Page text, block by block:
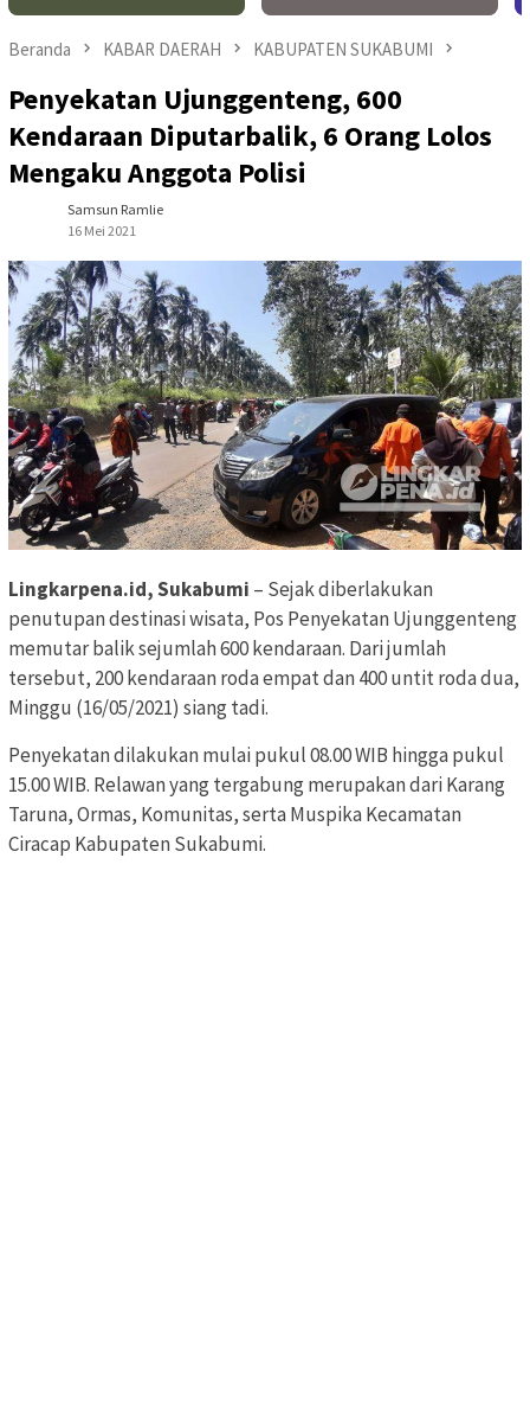
Beranda KABAR DAERAH KABUPATEN SUKABUMI
Penyekatan Ujunggenteng, 600
Kendaraan Diputarbalik, 6 Orang Lolos
Mengaku Anggota Polisi
Samsun Ramlie
16 Mei 2021
Lingkarpena.id, Sukabumi – Sejak diberlakukan
penutupan destinasi wisata, Pos Penyekatan Ujunggenteng
memutar balik sejumlah 600 kendaraan. Dari jumlah
tersebut, 200 kendaraan roda empat dan 400 untit roda dua,
Minggu (16/05/2021) siang tadi.
Penyekatan dilakukan mulai pukul 08.00 WIB hingga pukul
15.00 WIB. Relawan yang tergabung merupakan dari Karang
Taruna, Ormas, Komunitas, serta Muspika Kecamatan
Ciracap Kabupaten Sukabumi.